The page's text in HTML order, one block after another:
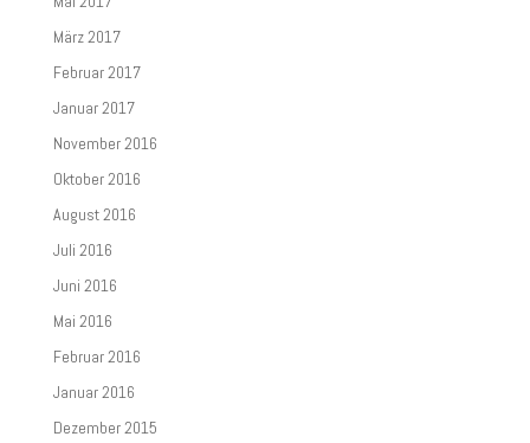
März 2017
Februar 2017
Januar 2017
November 2016
Oktober 2016
August 2016
Juli 2016
Juni 2016
Mai 2016
Februar 2016
Januar 2016
Dezember 2015